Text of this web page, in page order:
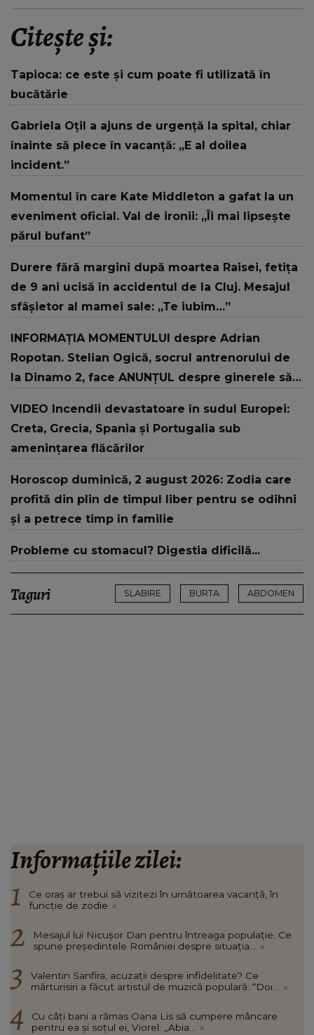
Citește și:
Tapioca: ce este și cum poate fi utilizată în
bucătărie
Gabriela Oțil a ajuns de urgență la spital, chiar
înainte să plece în vacanță: „E al doilea
incident.”
Momentul în care Kate Middleton a gafat la un
eveniment oficial. Val de ironii: „Îi mai lipsește
părul bufant”
Durere fără margini după moartea Raisei, fetița
de 9 ani ucisă în accidentul de la Cluj. Mesajul
sfâșietor al mamei sale: „Te iubim…”
INFORMAȚIA MOMENTULUI despre Adrian
Ropotan. Stelian Ogică, socrul antrenorului de
la Dinamo 2, face ANUNȚUL despre ginerele său:
VIDEO Incendii devastatoare în sudul Europei:
Creta, Grecia, Spania și Portugalia sub
amenințarea flăcărilor
Horoscop duminică, 2 august 2026: Zodia care
profită din plin de timpul liber pentru se odihni
și a petrece timp în familie
Probleme cu stomacul? Digestia dificilă...
Taguri SLABIRE BURTA ABDOMEN
Informațiile zilei:
Ce oraș ar trebui să vizitezi în urnătoarea vacanță, în
funcție de zodie »
Mesajul lui Nicușor Dan pentru întreaga populație. Ce
spune președintele României despre situația...
»
Valentin Sanfira, acuzații despre infidelitate? Ce
mărturisiri a făcut artistul de muzică populară: “Doi...
»
Cu câți bani a rămas Oana Lis să cumpere mâncare
pentru ea și soțul ei, Viorel: „Abia...
»